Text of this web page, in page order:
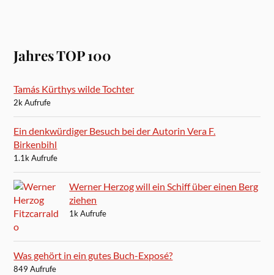
Jahres TOP 100
Tamás Kürthys wilde Tochter
2k Aufrufe
Ein denkwürdiger Besuch bei der Autorin Vera F.
Birkenbihl
1.1k Aufrufe
Werner Herzog will ein Schiff über einen Berg
ziehen
1k Aufrufe
Was gehört in ein gutes Buch-Exposé?
849 Aufrufe